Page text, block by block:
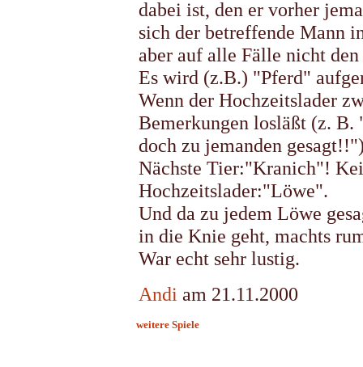
dabei ist, den er vorher
sich der betreffende Mann
aber auf alle Fälle nicht den
Es wird (z.B.) "Pferd"
Wenn der Hochzeitslader
Bemerkungen losläßt (z. B.
doch zu jemanden
Nächste Tier:"Kranich"!
Hochzeitslader:"Löwe".
Und da zu jedem Löwe
in die Knie geht, machts
War echt sehr lustig.
Andi am 21.11.2000
weitere Spiele